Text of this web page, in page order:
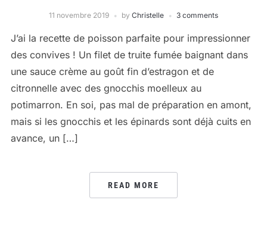
11 novembre 2019 by Christelle 3 comments
J’ai la recette de poisson parfaite pour impressionner
des convives ! Un filet de truite fumée baignant dans
une sauce crème au goût fin d’estragon et de
citronnelle avec des gnocchis moelleux au
potimarron. En soi, pas mal de préparation en amont,
mais si les gnocchis et les épinards sont déjà cuits en
avance, un […]
READ MORE